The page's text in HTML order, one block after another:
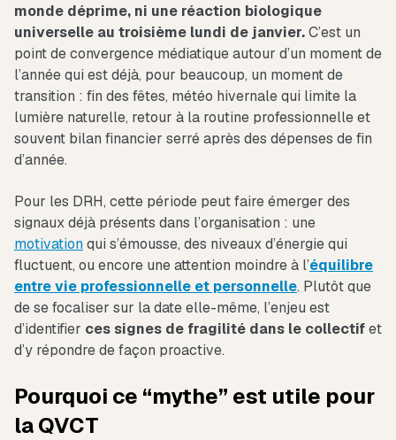
monde déprime, ni une réaction biologique
universelle au troisième lundi de janvier.C’est un
point de convergence médiatique autour d’un moment de
l’année qui est déjà, pour beaucoup, un moment de
transition : fin des fêtes, météo hivernale qui limite la
lumière naturelle, retour à la routine professionnelle et
souvent bilan financier serré après des dépenses de fin
d’année.
Pour les DRH, cette période peut faire émerger des
signaux déjà présents dans l’organisation : une
motivationqui s’émousse, des niveaux d’énergie qui
fluctuent, ou encore une attention moindre à l’équilibre
entre vie professionnelle et personnelle. Plutôt que
de se focaliser sur la date elle-même, l’enjeu est
d’identifier ces signes de fragilité dans le collectifet
d’y répondre de façon proactive.
Pourquoi ce “mythe” est utile pour
la QVCT